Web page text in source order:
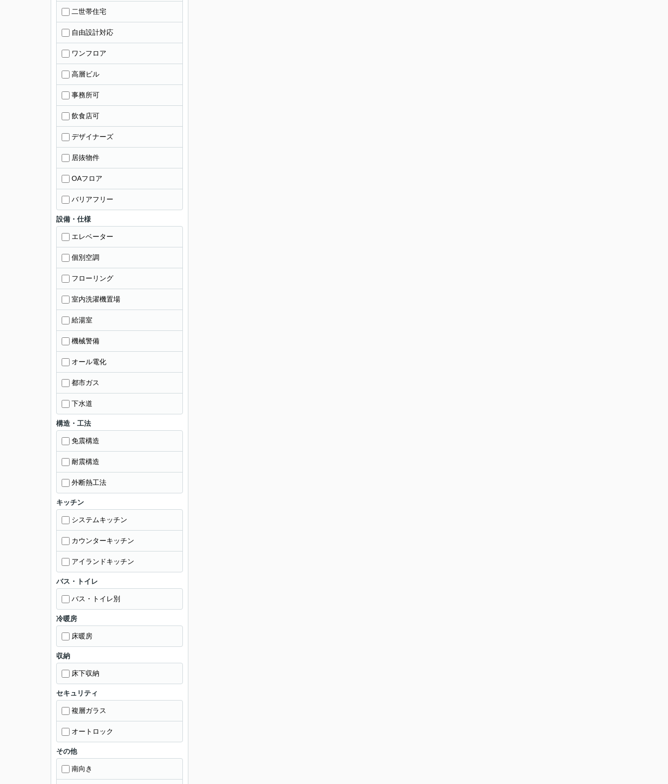
二世帯住宅
自由設計対応
ワンフロア
高層ビル
事務所可
飲食店可
デザイナーズ
居抜物件
OAフロア
バリアフリー
設備・仕様
エレベーター
個別空調
フローリング
室内洗濯機置場
給湯室
機械警備
オール電化
都市ガス
下水道
構造・工法
免震構造
耐震構造
外断熱工法
キッチン
システムキッチン
カウンターキッチン
アイランドキッチン
バス・トイレ
バス・トイレ別
冷暖房
床暖房
収納
床下収納
セキュリティ
複層ガラス
オートロック
その他
南向き